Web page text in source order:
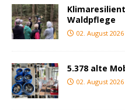
Waldpflege
02. August 2026
5.378 alte
02. August 2026